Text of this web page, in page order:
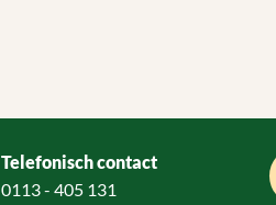
Telefonisch contact
0113 - 405 131